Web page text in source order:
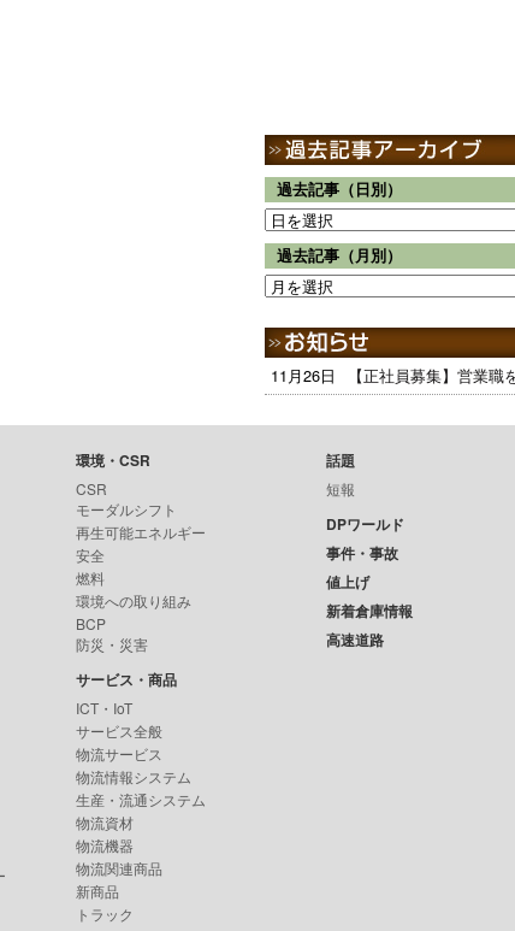
過去記事（日別）
過去記事（月別）
11月26日 【正社員募集】営業職
環境・CSR
CSR
モーダルシフト
再生可能エネルギー
安全
燃料
環境への取り組み
BCP
防災・災害
サービス・商品
ICT・IoT
サービス全般
物流サービス
物流情報システム
生産・流通システム
物流資材
物流機器
物流関連商品
新商品
トラック
話題
短報
DPワールド
事件・事故
値上げ
新着倉庫情報
高速道路